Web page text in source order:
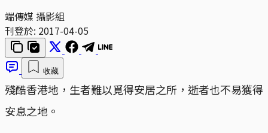
端傳媒 攝影組
刊登於: 2017-04-05
收藏
殘酷香港地，生者難以覓得安居之所，逝者也不易獲得
安息之地。